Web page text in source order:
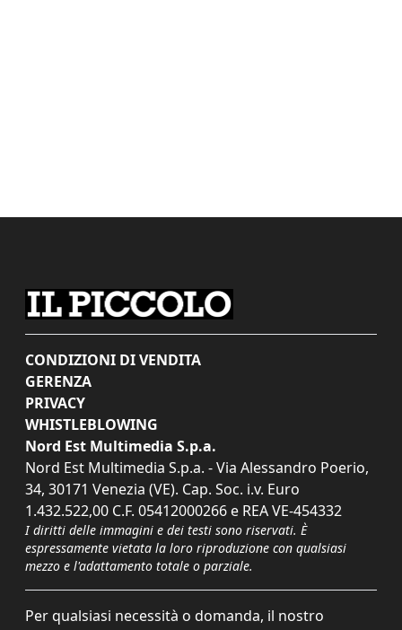
CONDIZIONI DI VENDITA
GERENZA
PRIVACY
WHISTLEBLOWING
Nord Est Multimedia S.p.a.
Nord Est Multimedia S.p.a. - Via Alessandro Poerio,
34, 30171 Venezia (VE). Cap. Soc. i.v. Euro
1.432.522,00 C.F. 05412000266 e REA VE-454332
I diritti delle immagini e dei testi sono riservati. È
espressamente vietata la loro riproduzione con qualsiasi
mezzo e l'adattamento totale o parziale.
Per qualsiasi necessità o domanda, il nostro